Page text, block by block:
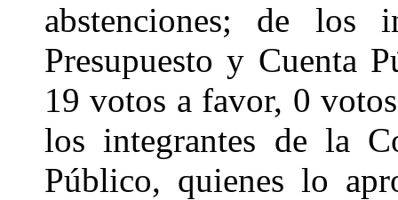
abstenciones; de los
Presupuesto y Cuenta
19 votos a favor, 0
los integrantes de la
Público, quienes lo